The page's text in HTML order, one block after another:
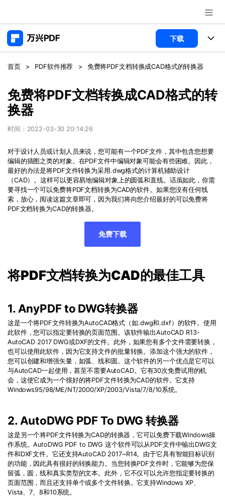
推荐产品
政企服务
新闻中心
关于万兴
帮助中心
客服热线：4000-300624
下载
产品
桌面端
万兴PDF Windows版
万兴PDF Mac版
移动端
万兴PDF 安卓版
万兴PDF iOS版
功能
PDF新功能
PDF编辑器
PDF合并工具
PDF转换器
PDF加密
PDF表格
PDF页面调整
PDF文件创建
PDF注释
免费下载
商业合作
企业采购
经销商招募
免费下载
产品支持
用户指南
常见问题
产品资讯
02.转换PDF
03.编辑PDF
查看更多 >
免费下载 立即购买
登录
首页 > PDF软件推荐 > 免费将PDF文档转换成CAD格式的转换器
免费将PDF文档转换成CAD格式的转
换器
时间：2022-03-30 20:14:26
对于设计人员或计划人员来说，您可能有一个PDF文件，其中包含您想要
编辑的插图之类的对象。在PDF文件中编辑对象可能会有些困难。因此，
最好的办法是将PDF文件转换为采用.dwg格式的计算机辅助设计
（CAD）。这样可以更容易地编辑对象上的圆弧和直线。话虽如此，你需
要寻找一个可以免费将PDF文档转换为CAD的软件。如果您没有任何线
索，放心，阅读这篇文章即可，因为我们将向您介绍最好的可以免费将
PDF文档转换为CAD的转换器。
免费下载
将PDF文档转换为CAD的最佳工具
1. AnyPDF to DWG转换器
这是一个将PDF文件转换为AutoCAD格式（如.dwg和.dxf）的软件。使用
此软件，您可以指定要转换的页面范围。该软件输出AutoCAD R13-
AutoCAD 2017 DWG或DXF的文件。此外，如果您有多个文件需要转换，
也可以使用此软件，因为它支持文件的批量转换。添加这个强大的软件，
您可以创建和增强矢量，如弧、线和圆。这个软件的另一个优点是它可以
与AutoCAD一起使用，甚至不需要AutoCAD。它有30次免费试用的机
会，这使它成为一个很好的将PDF文件转换为CAD的软件。它支持
Windows95/98/ME/NT/2000/XP/2003/Vista/7/8/10系统。
2. AutoDWG PDF To DWG 转换器
这是另一个将PDF文件转换为CAD的转换器，它可以免费下载Windows操
作系统。AutoDWG PDF to DWG 这个软件可以从PDF文件中输出 DWG文
件和DXF文件。它还支持AutoCAD 2017~R14。由于它具有智能目标识别
的功能，因此具有很好的转换能力。当您转换PDF文件时，它能够为您保
留弧，圆，线和真实类型的文本。此外，它不仅可以允许您指定要转换的
页面范围，而且还支持单个或多个文件转换。它支持Windows XP、
Vista、7、 8和10系统。